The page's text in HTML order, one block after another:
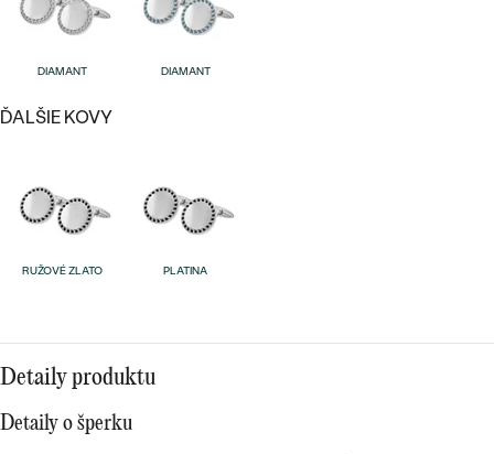
PODĽA TVARU DRAHOKAMU
náušnice
Personalizované
prívesky
Najpredávanejšie
prstene
PREZRIEŤ
DIAMANT DIAMANT
ĎALŠIE KOVY
RUŽOVÉ ZLATO PLATINA
Detaily produktu
Detaily o šperku